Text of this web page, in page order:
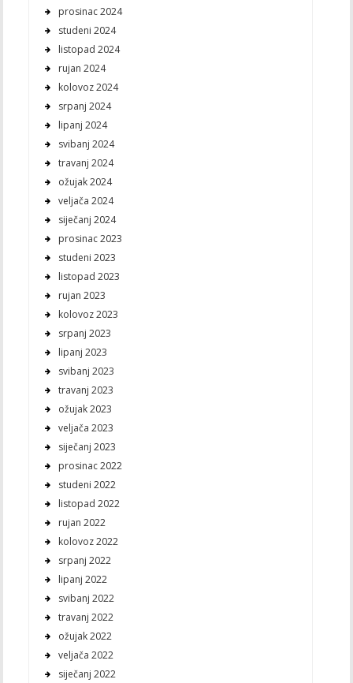
prosinac 2024
studeni 2024
listopad 2024
rujan 2024
kolovoz 2024
srpanj 2024
lipanj 2024
svibanj 2024
travanj 2024
ožujak 2024
veljača 2024
siječanj 2024
prosinac 2023
studeni 2023
listopad 2023
rujan 2023
kolovoz 2023
srpanj 2023
lipanj 2023
svibanj 2023
travanj 2023
ožujak 2023
veljača 2023
siječanj 2023
prosinac 2022
studeni 2022
listopad 2022
rujan 2022
kolovoz 2022
srpanj 2022
lipanj 2022
svibanj 2022
travanj 2022
ožujak 2022
veljača 2022
siječanj 2022